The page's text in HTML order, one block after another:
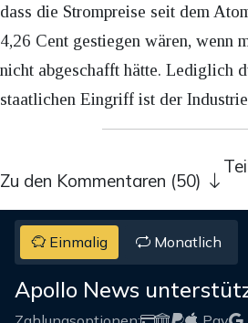
dass die Strompreise seit dem
4,26 Cent gestiegen wären, wenn
nicht abgeschafft hätte. Lediglich
staatlichen Eingriff ist der
Zu den Kommentaren (50)
Einmalig Monatlich
Apollo News